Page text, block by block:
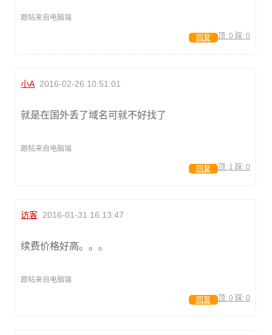
跟帖来自电脑端
顶: 0 踩: 0
回复
小A 2016-02-26 10:51:01
就是在国外丢了域名可就不好找了
跟帖来自电脑端
顶: 1 踩: 0
回复
访客 2016-01-31 16:13:47
续费价格好高。。。
跟帖来自电脑端
顶: 0 踩: 0
回复